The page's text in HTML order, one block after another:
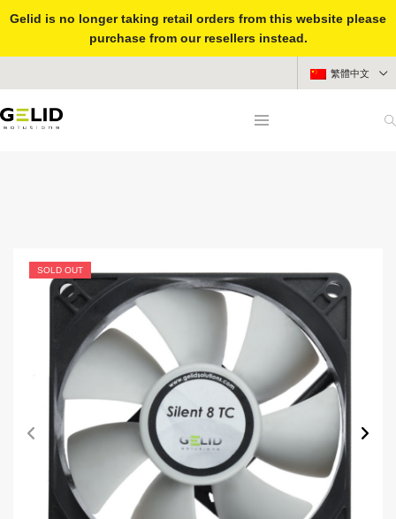
Gelid is no longer taking retail orders from this website please
purchase from our resellers instead.
繁體中文
SOLD OUT